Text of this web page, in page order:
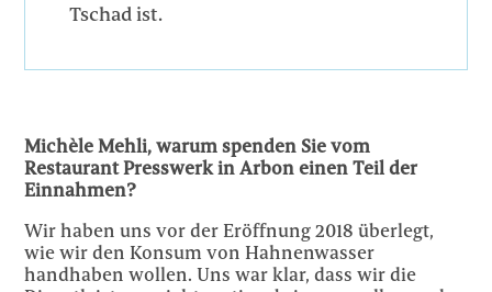
Tschad ist.
Michèle Mehli, warum spenden Sie vom
Restaurant Presswerk in Arbon einen Teil der
Einnahmen?
Wir haben uns vor der Eröffnung 2018 überlegt,
wie wir den Konsum von Hahnenwasser
handhaben wollen. Uns war klar, dass wir die